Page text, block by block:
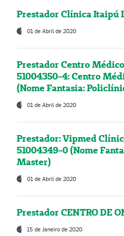
Prestador Clínica Itaipú
01 de Abril de 2020
Prestador Centro
51004350-4: Centro
(Nome Fantasia:
01 de Abril de 2020
Prestador: Vipmed
51004349-0 (Nome
Master)
01 de Abril de 2020
Prestador CENTRO DE
15 de Janeiro de 2020